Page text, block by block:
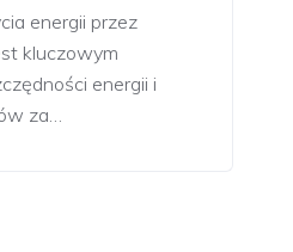
energii przez
kluczowym
energii i
za…